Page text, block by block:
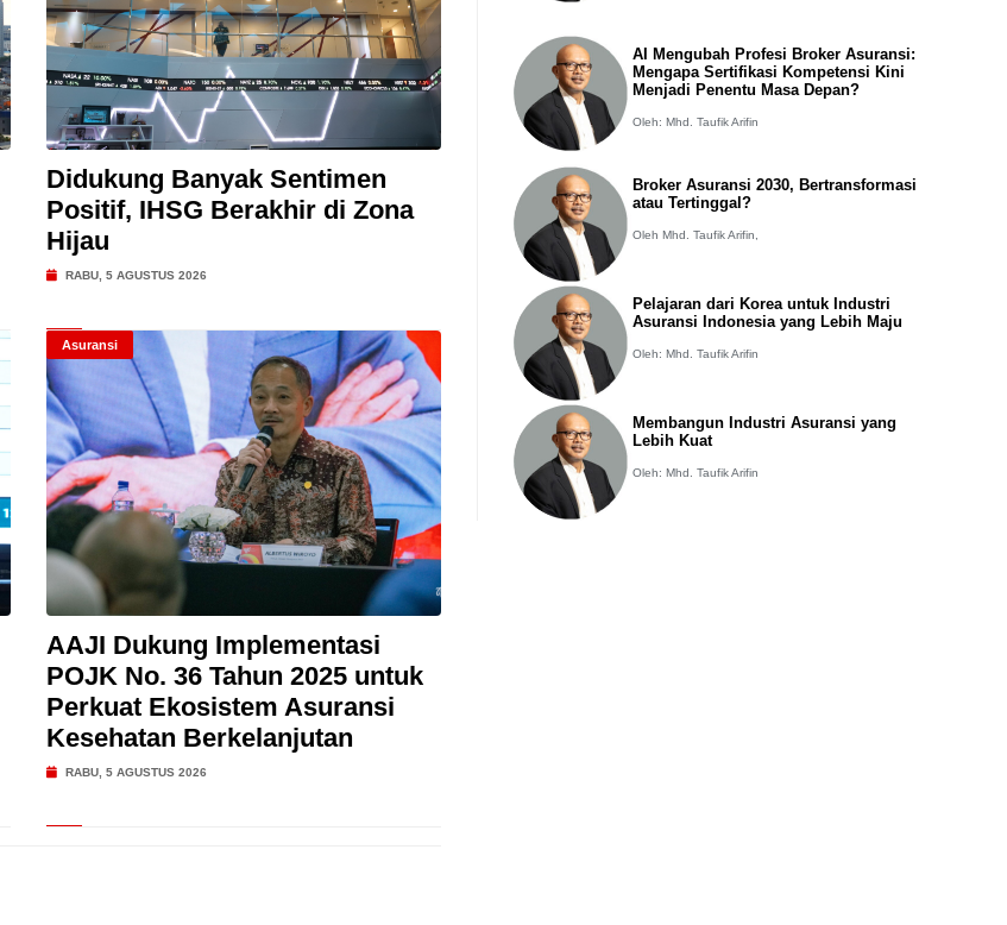
Didukung Banyak Sentimen
Positif, IHSG Berakhir di Zona
Hijau
RABU, 5 AGUSTUS 2026
Asuransi
AAJI Dukung Implementasi
POJK No. 36 Tahun 2025 untuk
Perkuat Ekosistem Asuransi
Kesehatan Berkelanjutan
RABU, 5 AGUSTUS 2026
AI Mengubah Profesi Broker Asuransi:
Mengapa Sertifikasi Kompetensi Kini
Menjadi Penentu Masa Depan?
Oleh: Mhd. Taufik Arifin
Broker Asuransi 2030, Bertransformasi
atau Tertinggal?
Oleh Mhd. Taufik Arifin,
Pelajaran dari Korea untuk Industri
Asuransi Indonesia yang Lebih Maju
Oleh: Mhd. Taufik Arifin
Membangun Industri Asuransi yang
Lebih Kuat
Oleh: Mhd. Taufik Arifin